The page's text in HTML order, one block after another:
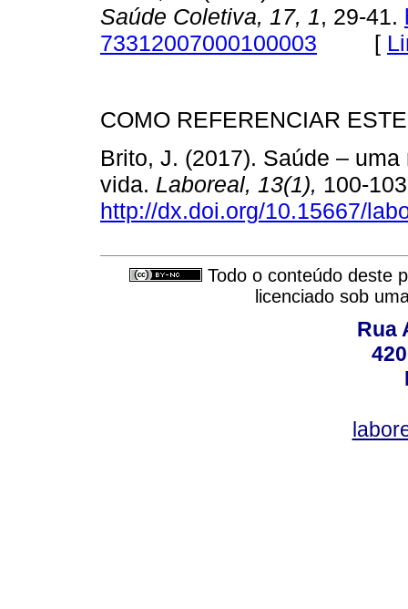
Saúde Coletiva, 17, 1, 29-41.
73312007000100003 [
COMO REFERENCIAR
Brito, J. (2017). Saúde –
vida. Laboreal, 13(1), 100-
http://dx.doi.org/10.15667/
Todo o conteúdo deste
licenciado sob
Rua